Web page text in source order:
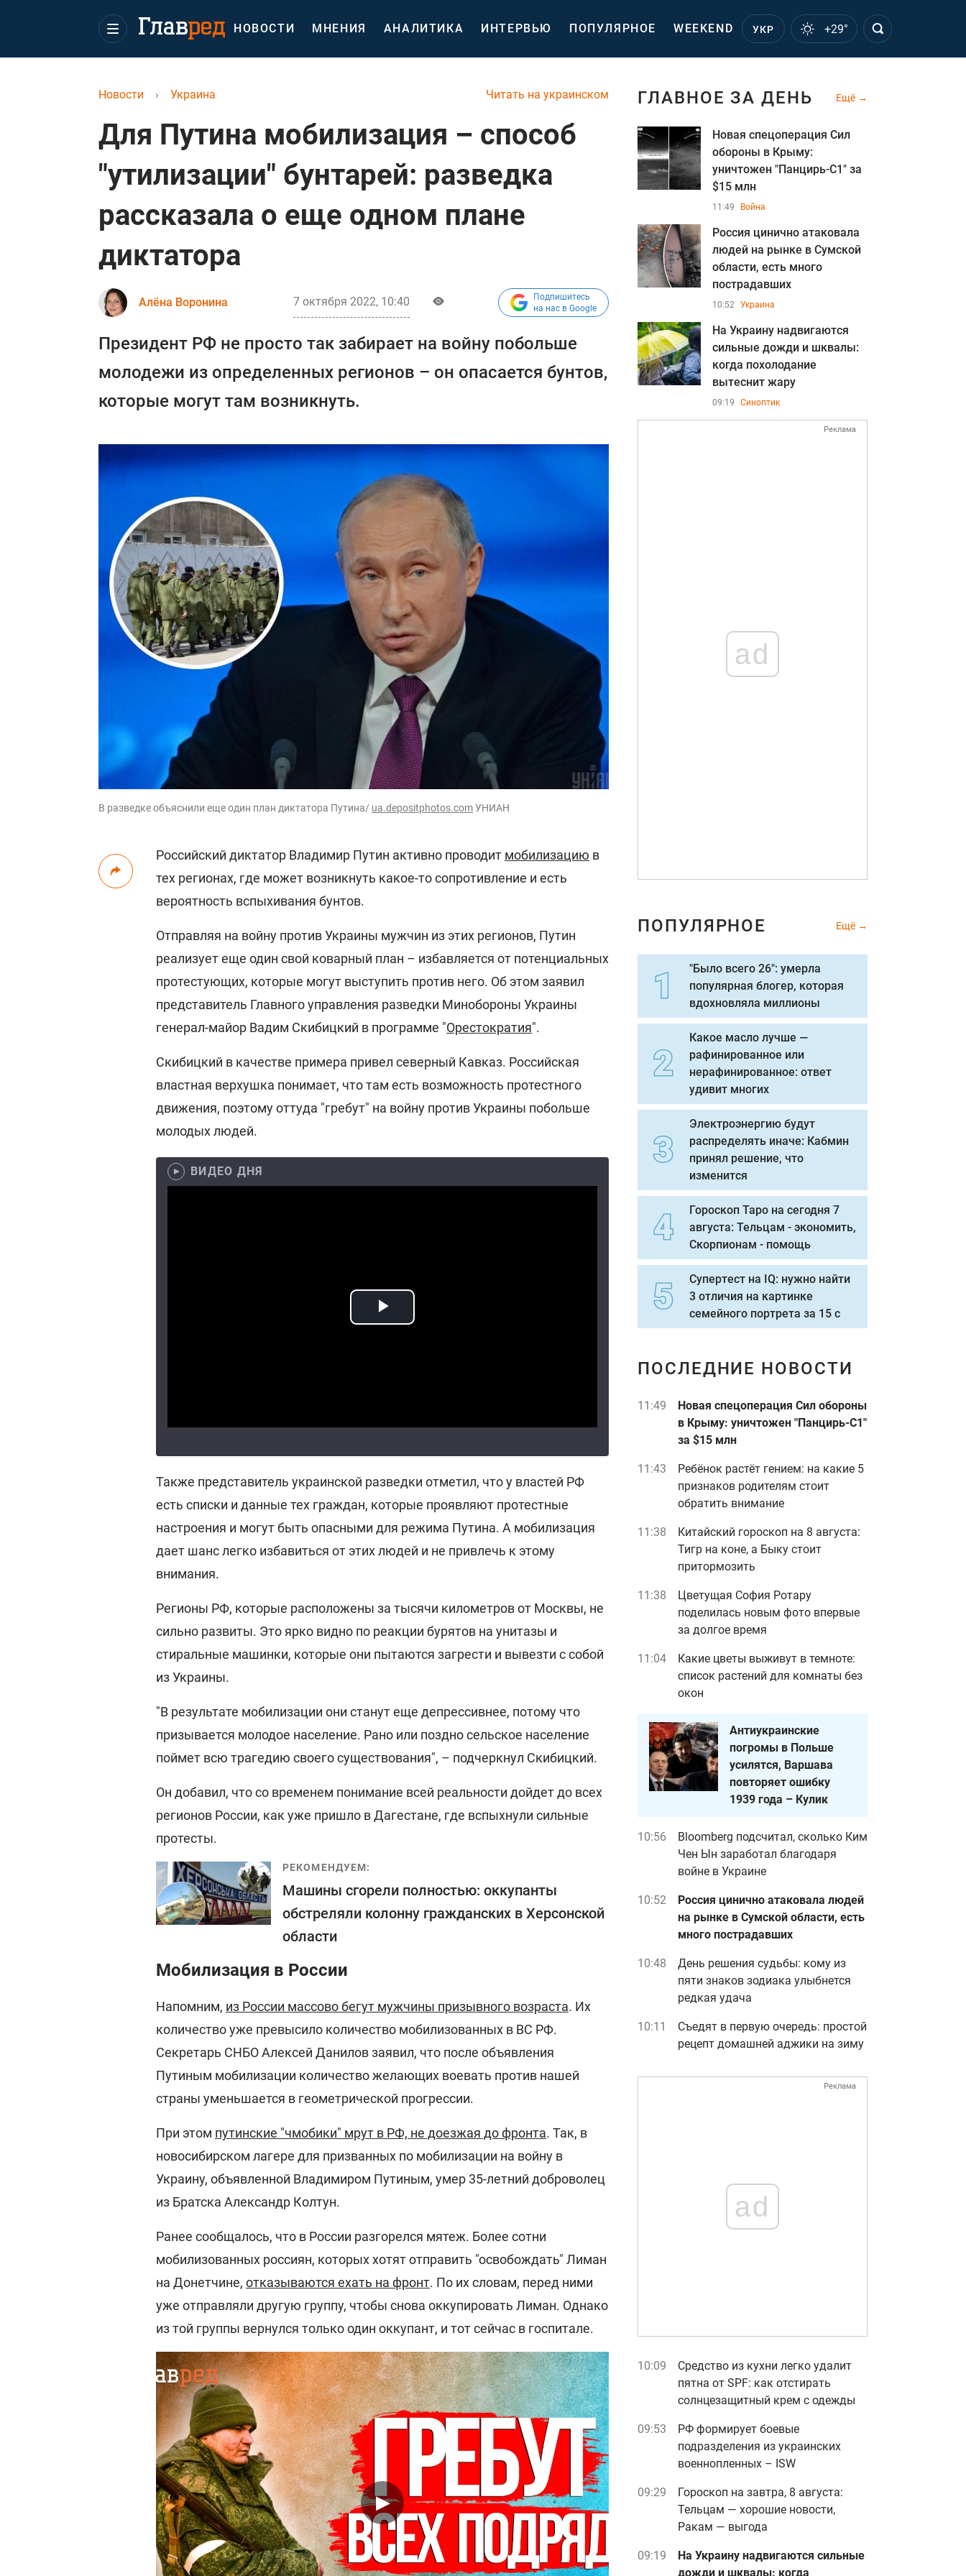
НОВОСТИ МНЕНИЯ АНАЛИТИКА ИНТЕРВЬЮ ПОПУЛЯРНОЕ WEEKEND УКР +29°
Читать на украинском
Новости › Украина
Для Путина мобилизация – способ
"утилизации" бунтарей: разведка
рассказала о еще одном плане
диктатора
Алёна Воронина 7 октября 2022, 10:40
Подпишитесь
на нас в Google
Президент РФ не просто так забирает на войну побольше
молодежи из определенных регионов – он опасается бунтов,
которые могут там возникнуть.
В разведке объяснили еще один план диктатора Путина/ ua.depositphotos.comУНИАН
Российский диктатор Владимир Путин активно проводит мобилизацию в
тех регионах, где может возникнуть какое-то сопротивление и есть
вероятность вспыхивания бунтов.
Отправляя на войну против Украины мужчин из этих регионов, Путин
реализует еще один свой коварный план – избавляется от потенциальных
протестующих, которые могут выступить против него. Об этом заявил
представитель Главного управления разведки Минобороны Украины
генерал-майор Вадим Скибицкий в программе "Орестократия".
Скибицкий в качестве примера привел северный Кавказ. Российская
властная верхушка понимает, что там есть возможность протестного
движения, поэтому оттуда "гребут" на войну против Украины побольше
молодых людей.
ВИДЕО ДНЯ
Также представитель украинской разведки отметил, что у властей РФ
есть списки и данные тех граждан, которые проявляют протестные
настроения и могут быть опасными для режима Путина. А мобилизация
дает шанс легко избавиться от этих людей и не привлечь к этому
внимания.
Регионы РФ, которые расположены за тысячи километров от Москвы, не
сильно развиты. Это ярко видно по реакции бурятов на унитазы и
стиральные машинки, которые они пытаются загрести и вывезти с собой
из Украины.
"В результате мобилизации они станут еще депрессивнее, потому что
призывается молодое население. Рано или поздно сельское население
поймет всю трагедию своего существования", – подчеркнул Скибицкий.
Он добавил, что со временем понимание всей реальности дойдет до всех
регионов России, как уже пришло в Дагестане, где вспыхнули сильные
протесты.
РЕКОМЕНДУЕМ:
Машины сгорели полностью: оккупанты
обстреляли колонну гражданских в Херсонской
области
Мобилизация в России
Напомним, из России массово бегут мужчины призывного возраста. Их
количество уже превысило количество мобилизованных в ВС РФ.
Секретарь СНБО Алексей Данилов заявил, что после объявления
Путиным мобилизации количество желающих воевать против нашей
страны уменьшается в геометрической прогрессии.
При этом путинские "чмобики" мрут в РФ, не доезжая до фронта. Так, в
новосибирском лагере для призванных по мобилизации на войну в
Украину, объявленной Владимиром Путиным, умер 35-летний доброволец
из Братска Александр Колтун.
Ранее сообщалось, что в России разгорелся мятеж. Более сотни
мобилизованных россиян, которых хотят отправить "освобождать" Лиман
на Донетчине, отказываются ехать на фронт. По их словам, перед ними
уже отправляли другую группу, чтобы снова оккупировать Лиман. Однако
из той группы вернулся только один оккупант, и тот сейчас в госпитале.
ГЛАВНОЕ ЗА ДЕНЬ Ещё
Новая спецоперация Сил
обороны в Крыму:
уничтожен "Панцирь-С1" за
$15 млн
11:49 Война
Россия цинично атаковала
людей на рынке в Сумской
области, есть много
пострадавших
10:52 Украина
На Украину надвигаются
сильные дожди и шквалы:
когда похолодание
вытеснит жару
09:19 Синоптик
Реклама
ad
ПОПУЛЯРНОЕ Ещё
"Было всего 26": умерла
популярная блогер, которая
вдохновляла миллионы
Какое масло лучше —
рафинированное или
нерафинированное: ответ
удивит многих
Электроэнергию будут
распределять иначе: Кабмин
принял решение, что
изменится
Гороскоп Таро на сегодня 7
августа: Тельцам - экономить,
Скорпионам - помощь
Супертест на IQ: нужно найти
3 отличия на картинке
семейного портрета за 15 с
ПОСЛЕДНИЕ НОВОСТИ
11:49
Новая спецоперация Сил обороны
в Крыму: уничтожен "Панцирь-С1"
за $15 млн
11:43
Ребёнок растёт гением: на какие 5
признаков родителям стоит
обратить внимание
11:38
Китайский гороскоп на 8 августа:
Тигр на коне, а Быку стоит
притормозить
11:38
Цветущая София Ротару
поделилась новым фото впервые
за долгое время
11:04
Какие цветы выживут в темноте:
список растений для комнаты без
окон
Антиукраинские
погромы в Польше
усилятся, Варшава
повторяет ошибку
1939 года – Кулик
10:56
Bloomberg подсчитал, сколько Ким
Чен Ын заработал благодаря
войне в Украине
10:52
Россия цинично атаковала людей
на рынке в Сумской области, есть
много пострадавших
10:48
День решения судьбы: кому из
пяти знаков зодиака улыбнется
редкая удача
10:11
Съедят в первую очередь: простой
рецепт домашней аджики на зиму
Реклама
ad
10:09
Средство из кухни легко удалит
пятна от SPF: как отстирать
солнцезащитный крем с одежды
09:53
РФ формирует боевые
подразделения из украинских
военнопленных – ISW
09:29
Гороскоп на завтра, 8 августа:
Тельцам — хорошие новости,
Ракам — выгода
09:19
На Украину надвигаются сильные
дожди и шквалы: когда